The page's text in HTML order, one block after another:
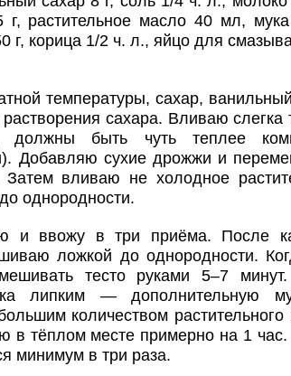
растительное масло 40 мл,
г, корица 1/2 ч. л., яйцо для
температуры, сахар,
сахара. Вливаю слегка
быть чуть теплее
Добавляю сухие дрожжи и
вливаю не холодное
однородности.
и ввожу в три приёма. После
ложкой до однородности.
тесто руками 5–7 минут.
липким — дополнительную
количеством растительного
в тёплом месте примерно на 1 час.
минимум в три раза.